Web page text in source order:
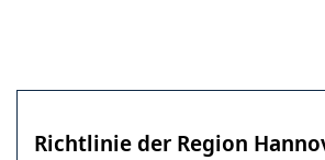
Richtlinie der Region